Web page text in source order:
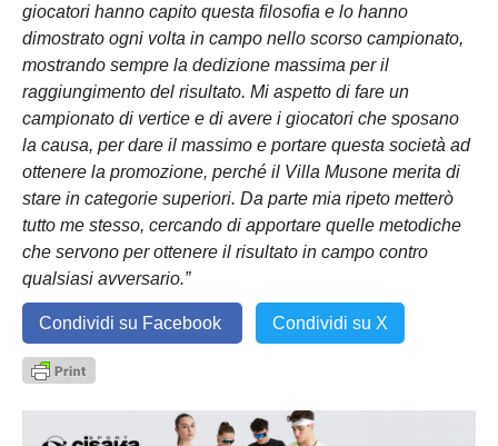
giocatori hanno capito questa filosofia e lo hanno
dimostrato ogni volta in campo nello scorso campionato,
mostrando sempre la dedizione massima per il
raggiungimento del risultato. Mi aspetto di fare un
campionato di vertice e di avere i giocatori che sposano
la causa, per dare il massimo e portare questa società ad
ottenere la promozione, perché il Villa Musone merita di
stare in categorie superiori. Da parte mia ripeto metterò
tutto me stesso, cercando di apportare quelle metodiche
che servono per ottenere il risultato in campo contro
qualsiasi avversario.”
Condividi su Facebook Condividi su X